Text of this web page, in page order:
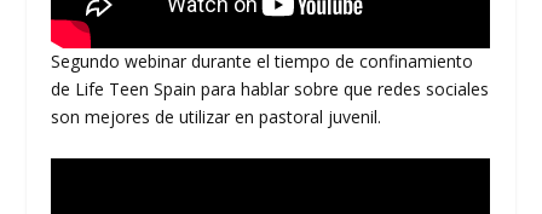
Segundo webinar durante el tiempo de confinamiento
de Life Teen Spain para hablar sobre que redes sociales
son mejores de utilizar en pastoral juvenil.